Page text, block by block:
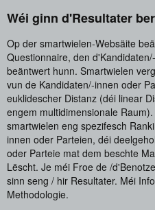
Wéi ginn d'Resultater
Op der smartwielen-Websäite
Questionnaire, den
beäntwert hunn. Smartwielen
vun de Kandidaten/-innen oder
euklidescher Distanz (déi linear
engem multidimensionale
smartwielen eng spezifesch
innen oder Parteien, déi
oder Parteie mat dem beschte
Lëscht. Je méi Froe de /
sinn seng / hir Resultater. Méi
Methodologie.